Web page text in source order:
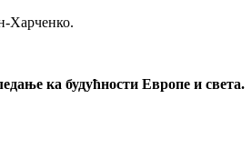
Харченко.
ка будућности Европе и света.